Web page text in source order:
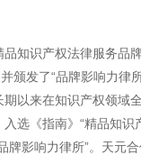
知识产权法律服务品
并颁发了“品牌影响力律
以来在知识产权领域
选《指南》“精品知识
牌影响力律所”。天元